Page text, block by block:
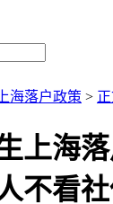
上海落户政策 >
上海
不看